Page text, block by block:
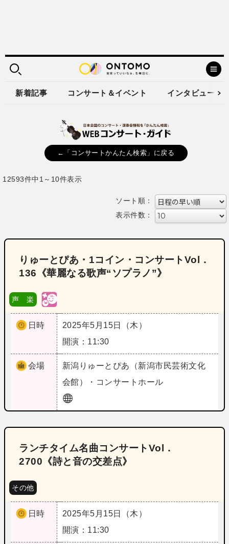
新着記事 コンサート＆イベント インタビュー
←「コンサートかんたん検索」に戻る
12593件中1～10件表示
ソート順：
表示件数：
りゅーとぴあ・1コイン・コンサートVol．
136《華麗なる歌声“ソプラノ”》
声 楽
日時
2025年5月15日（木）
開演：11:30
会場 新潟 りゅーとぴあ（新潟市民芸術文化
会館）・コンサートホール
ランチタイム名曲コンサートVol．
2700《詩と音の交差点》
その他
日時
2025年5月15日（木）
開演：11:30